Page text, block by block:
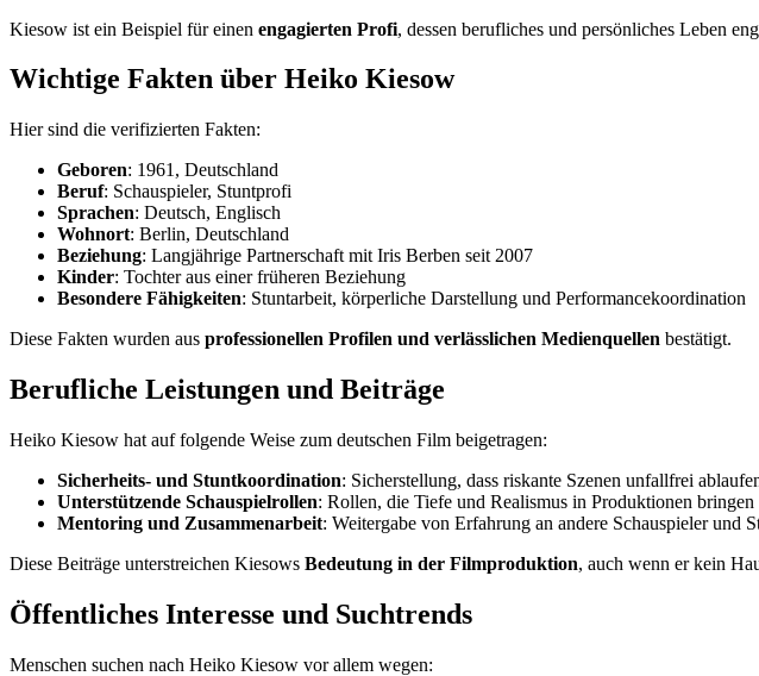
Kiesow ist ein Beispiel für einen engagierten Profi, dessen berufliches und persönliches Leben
Wichtige Fakten über Heiko Kiesow
Hier sind die verifizierten Fakten:
Geboren: 1961, Deutschland
Beruf: Schauspieler, Stuntprofi
Sprachen: Deutsch, Englisch
Wohnort: Berlin, Deutschland
Beziehung: Langjährige Partnerschaft mit Iris Berben seit 2007
Kinder: Tochter aus einer früheren Beziehung
Besondere Fähigkeiten: Stuntarbeit, körperliche Darstellung und Performancekoordination
Diese Fakten wurden aus professionellen Profilen und verlässlichen Medienquellen bestätigt.
Berufliche Leistungen und Beiträge
Heiko Kiesow hat auf folgende Weise zum deutschen Film beigetragen:
Sicherheits- und Stuntkoordination: Sicherstellung, dass riskante Szenen unfallfrei
Unterstützende Schauspielrollen: Rollen, die Tiefe und Realismus in Produktionen bringen
Mentoring und Zusammenarbeit: Weitergabe von Erfahrung an andere Schauspieler und
Diese Beiträge unterstreichen Kiesows Bedeutung in der Filmproduktion, auch wenn er kein
Öffentliches Interesse und Suchtrends
Menschen suchen nach Heiko Kiesow vor allem wegen: